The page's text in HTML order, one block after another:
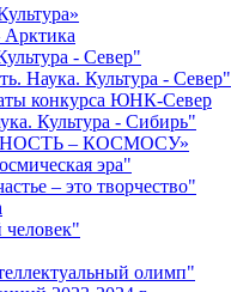
Арктика
- Север"
Наука. Культура - Север"
конкурса ЮНК-Север
Культура - Сибирь"
– КОСМОСУ»
эра"
– это творчество"
человек"
олимп"